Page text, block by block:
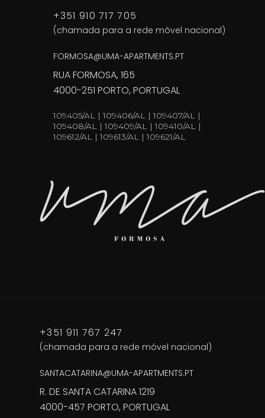
+351 910 717 705
(chamada para a rede móvel nacional)
FORMOSA@UMA-APARTMENTS.PT
RUA FORMOSA, 165
4000-251 PORTO, PORTUGAL
109405/AL | 109406/AL | 109407/AL |
109408/AL | 109409/AL | 109410/AL |
109612/AL | 109613/AL | 109621/AL
+351 911 767 247
(chamada para a rede móvel nacional)
SANTACATARINA@UMA-APARTMENTS.PT
R. DE SANTA CATARINA 1219
4000-457 PORTO, PORTUGAL